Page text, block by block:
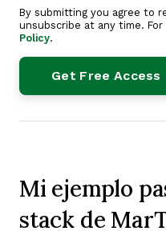
By submitting you agree to
unsubscribe at any time.
Policy.
Mi ejemplo
stack de